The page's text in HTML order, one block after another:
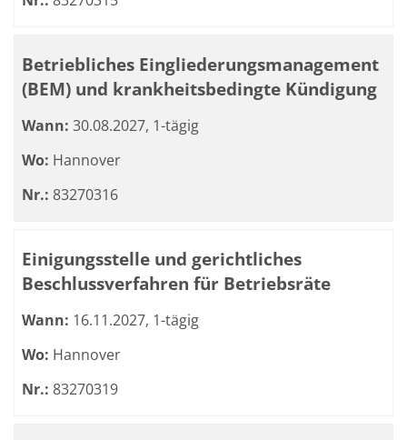
Betriebliches Eingliederungsmanagement
(BEM) und krankheitsbedingte Kündigung
Wann: 30.08.2027, 1-tägig
Wo: Hannover
Nr.: 83270316
Einigungsstelle und gerichtliches
Beschlussverfahren für Betriebsräte
Wann: 16.11.2027, 1-tägig
Wo: Hannover
Nr.: 83270319